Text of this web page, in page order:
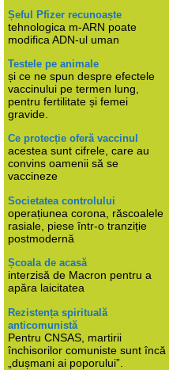
Șeful Pfizer recunoaște
tehnologica m-ARN poate
modifica ADN-ul uman
Testele pe animale
și ce ne spun despre efectele
vaccinului pe termen lung,
pentru fertilitate și femei
gravide.
Ce protecție oferă vaccinul
acestea sunt cifrele, care au
convins oamenii să se
vaccineze
Societatea controlului
operațiunea corona, răscoalele
rasiale, piese într-o tranziție
postmodernă
Școala de acasă
interzisă de Macron pentru a
apăra laicitatea
Rezistența spirituală
anticomunistă
Pentru CNSAS, martirii
închisorilor comuniste sunt încă
„dușmani ai poporului”.